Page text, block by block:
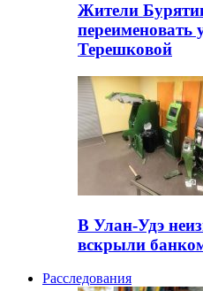
Жители
Терешковой
В Улан-Удэ
вскрыли
Расследования